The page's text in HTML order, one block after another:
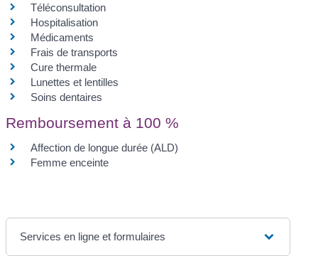
Téléconsultation
Hospitalisation
Médicaments
Frais de transports
Cure thermale
Lunettes et lentilles
Soins dentaires
Remboursement à 100 %
Affection de longue durée (ALD)
Femme enceinte
Services en ligne et formulaires